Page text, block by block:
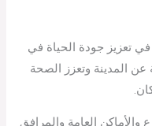
في تعزيز جودة الحياة في
عن المدينة وتعزز الصحة
ع والأماكن العامة والمرافق